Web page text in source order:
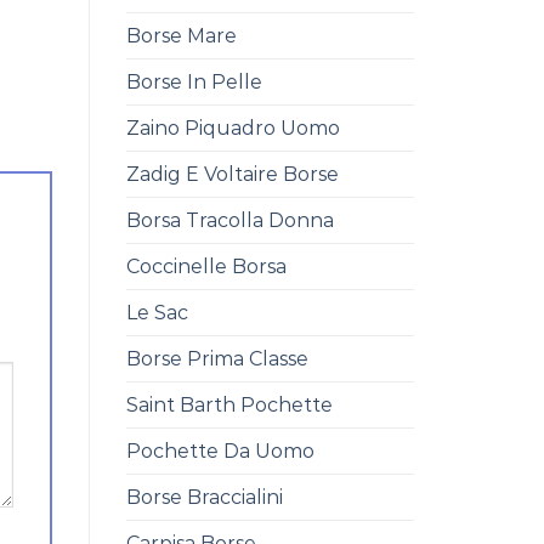
Borse Mare
Borse In Pelle
Zaino Piquadro Uomo
Zadig E Voltaire Borse
Borsa Tracolla Donna
Coccinelle Borsa
Le Sac
Borse Prima Classe
Saint Barth Pochette
Pochette Da Uomo
Borse Braccialini